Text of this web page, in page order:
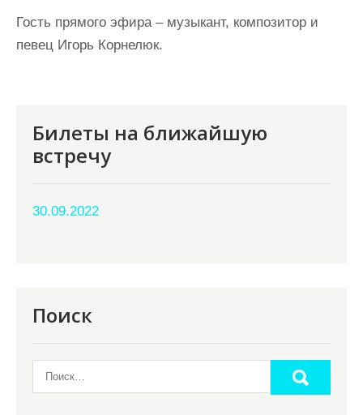
Гость прямого эфира – музыкант, композитор и
певец Игорь Корнелюк.
Билеты на ближайшую
встречу
30.09.2022
Поиск